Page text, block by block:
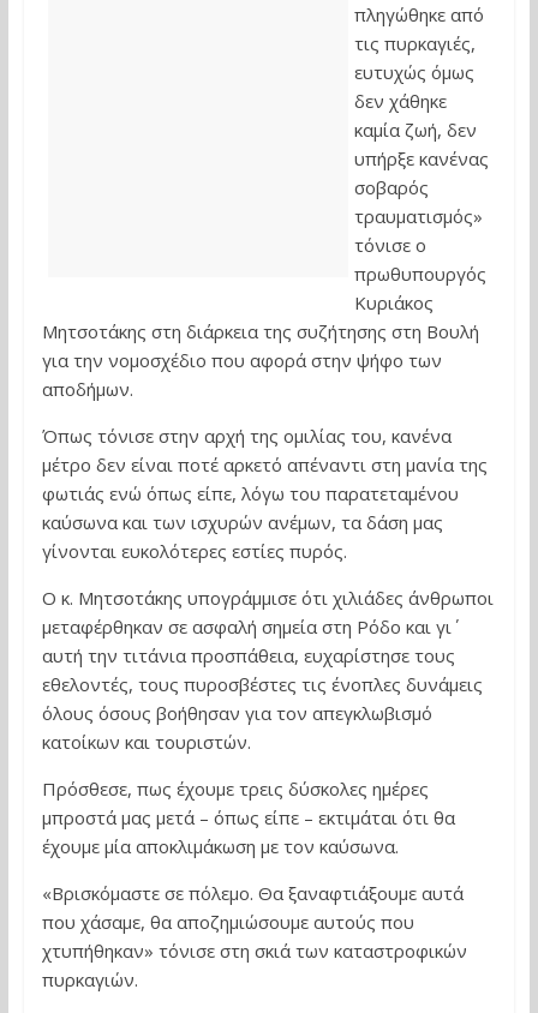
πληγώθηκε από
τις πυρκαγιές,
ευτυχώς όμως
δεν χάθηκε
καμία ζωή, δεν
υπήρξε κανένας
σοβαρός
τραυματισμός»
τόνισε ο
πρωθυπουργός
Κυριάκος
Μητσοτάκης στη διάρκεια της συζήτησης στη Βουλή
για την νομοσχέδιο που αφορά στην ψήφο των
αποδήμων.
Όπως τόνισε στην αρχή της ομιλίας του, κανένα
μέτρο δεν είναι ποτέ αρκετό απέναντι στη μανία της
φωτιάς ενώ όπως είπε, λόγω του παρατεταμένου
καύσωνα και των ισχυρών ανέμων, τα δάση μας
γίνονται ευκολότερες εστίες πυρός.
Ο κ. Μητσοτάκης υπογράμμισε ότι χιλιάδες άνθρωποι
μεταφέρθηκαν σε ασφαλή σημεία στη Ρόδο και γι΄
αυτή την τιτάνια προσπάθεια, ευχαρίστησε τους
εθελοντές, τους πυροσβέστες τις ένοπλες δυνάμεις
όλους όσους βοήθησαν για τον απεγκλωβισμό
κατοίκων και τουριστών.
Πρόσθεσε, πως έχουμε τρεις δύσκολες ημέρες
μπροστά μας μετά – όπως είπε – εκτιμάται ότι θα
έχουμε μία αποκλιμάκωση με τον καύσωνα.
«Βρισκόμαστε σε πόλεμο. Θα ξαναφτιάξουμε αυτά
που χάσαμε, θα αποζημιώσουμε αυτούς που
χτυπήθηκαν» τόνισε στη σκιά των καταστροφικών
πυρκαγιών.